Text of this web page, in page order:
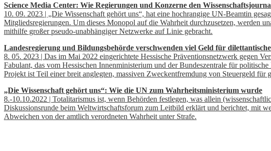
Science Media Center: Wie Regierungen und Konzerne den
10. 09. 2023 | „Die Wissenschaft gehört uns“, hat eine hochrangige UN-Beamtin
Mitgliedsregierungen. Um dieses Monopol auf die Wahrheit durchzusetzen, werden
mithilfe großer pseudo-unabhängiger Netzwerke auf Linie gebracht.
Landesregierung und Bildungsbehörde verschwenden viel Geld für
8. 05. 2023 | Das im Mai 2022 eingerichtete Hessische Präventionsnetzwerk gegen
Fabulant, das vom Hessischen Innenministerium und der Bundeszentrale für
Projekt ist Teil einer breit anglegten, massiven Zweckentfremdung von Steuergeld für
„Die Wissenschaft gehört uns“: Wie die UN zum Wahrheitsministerium wurde
8.-10.10.2022 | Totalitarismus ist, wenn Behörden festlegen, was allein
Diskussionsrunde beim Weltwirtschaftsforum zum Leitbild erklärt und berichtet, mit
Abweichen von der amtlich verordneten Wahrheit unter Strafe.